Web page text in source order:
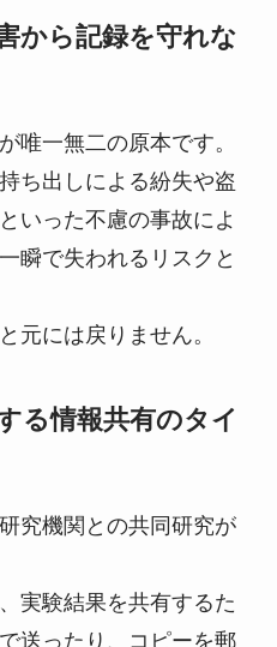
から記録を守れな
唯一無二の原本です。
ち出しによる紛失や盗
いった不慮の事故によ
瞬で失われるリスクと
元には戻りません。
る情報共有のタイ
究機関との共同研究が
実験結果を共有するた
送ったり、コピーを郵